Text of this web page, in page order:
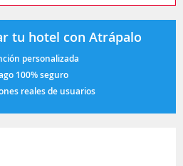
tu hotel con Atrápalo
personalizada
100% seguro
reales de usuarios